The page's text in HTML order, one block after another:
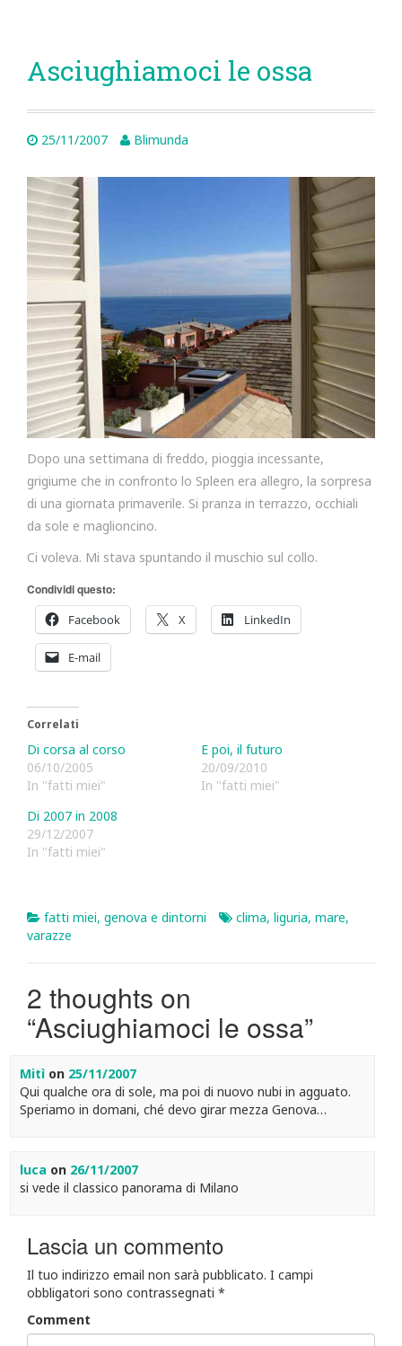
Asciughiamoci le ossa
25/11/2007 Blimunda
Dopo una settimana di freddo, pioggia incessante,
grigiume che in confronto lo Spleen era allegro, la sorpresa
di una giornata primaverile. Si pranza in terrazzo, occhiali
da sole e maglioncino.
Ci voleva. Mi stava spuntando il muschio sul collo.
Condividi questo:
Facebook
X LinkedIn
E-mail
Correlati
Di corsa al corso
06/10/2005
In "fatti miei"
E poi, il futuro
20/09/2010
In "fatti miei"
Di 2007 in 2008
29/12/2007
In "fatti miei"
fatti miei, genova e dintorni clima, liguria, mare,
varazze
2 thoughts on
“Asciughiamoci le ossa”
Mitìon 25/11/2007
Qui qualche ora di sole, ma poi di nuovo nubi in agguato.
Speriamo in domani, ché devo girar mezza Genova…
luca on 26/11/2007
si vede il classico panorama di Milano
Lascia un commento
Il tuo indirizzo email non sarà pubblicato. I campi
obbligatori sono contrassegnati *
Comment